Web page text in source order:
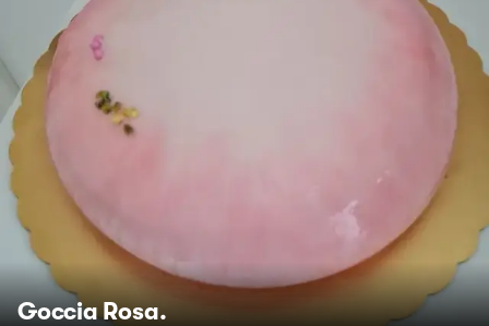
Goccia Rosa.